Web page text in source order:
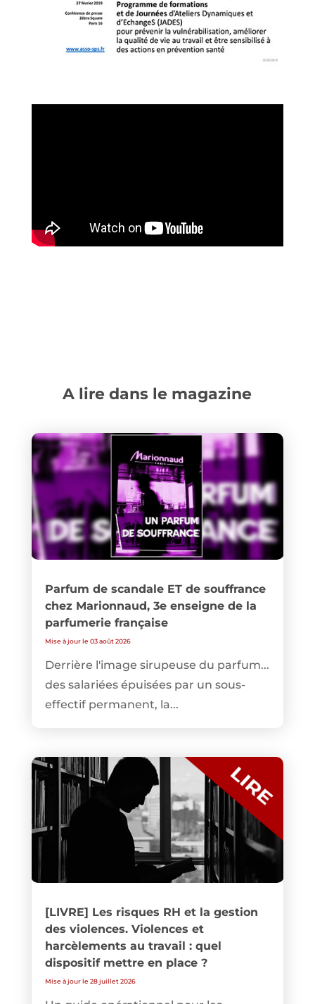
A lire dans le magazine
Parfum de scandale ET de souffrance
chez Marionnaud, 3e enseigne de la
parfumerie française
Mise à jour le 03 août 2026
Derrière l'image sirupeuse du parfum...
des salariées épuisées par un sous-
effectif permanent, la...
[LIVRE] Les risques RH et la gestion
des violences. Violences et
harcèlements au travail : quel
dispositif mettre en place ?
Mise à jour le 28 juillet 2026